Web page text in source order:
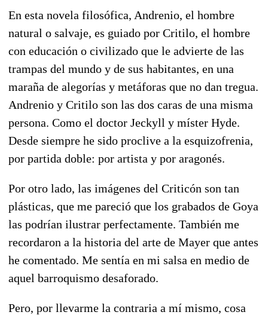
En esta novela filosófica, Andrenio, el hombre
natural o salvaje, es guiado por Critilo, el hombre
con educación o civilizado que le advierte de las
trampas del mundo y de sus habitantes, en una
maraña de alegorías y metáforas que no dan tregua.
Andrenio y Critilo son las dos caras de una misma
persona. Como el doctor Jeckyll y míster Hyde.
Desde siempre he sido proclive a la esquizofrenia,
por partida doble: por artista y por aragonés.
Por otro lado, las imágenes del Criticón son tan
plásticas, que me pareció que los grabados de Goya
las podrían ilustrar perfectamente. También me
recordaron a la historia del arte de Mayer que antes
he comentado. Me sentía en mi salsa en medio de
aquel barroquismo desaforado.
Pero, por llevarme la contraria a mí mismo, cosa